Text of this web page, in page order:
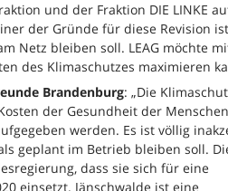
und der Fraktion DIE LINKE
der Gründe für diese Revision
Netz bleiben soll. LEAG möchte
des Klimaschutzes maximieren
Brandenburg: „Die
der Gesundheit der
werden. Es ist völlig
geplant im Betrieb bleiben soll.
dass sie sich für eine
einsetzt. Jänschwalde ist eine